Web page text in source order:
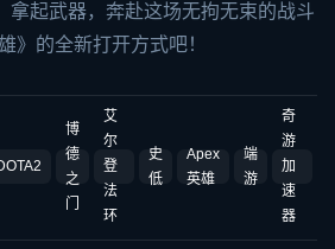
拿起武器，奔赴这场无拘无束的战斗
》的全新打开方式吧！
博
德
之
门
艾
尔
登
法
环
史
低
Apex
英雄
端
游
奇
游
加
速
器